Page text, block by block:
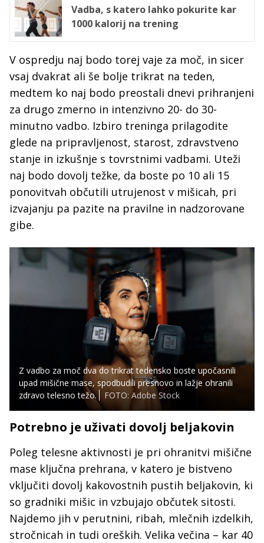
Vadba, s katero lahko pokurite kar
1000 kalorij na trening
V ospredju naj bodo torej vaje za moč, in sicer
vsaj dvakrat ali še bolje trikrat na teden,
medtem ko naj bodo preostali dnevi prihranjeni
za drugo zmerno in intenzivno 20- do 30-
minutno vadbo. Izbiro treninga prilagodite
glede na pripravljenost, starost, zdravstveno
stanje in izkušnje s tovrstnimi vadbami. Uteži
naj bodo dovolj težke, da boste po 10 ali 15
ponovitvah občutili utrujenost v mišicah, pri
izvajanju pa pazite na pravilne in nadzorovane
gibe.
Z vadbo za moč dva do trikrat tedensko boste upočasnili
upad mišične mase, spodbudili presnovo in lažje ohranili
zdravo telesno težo.
FOTO: Adobe Stock
Potrebno je uživati dovolj beljakovin
Poleg telesne aktivnosti je pri ohranitvi mišične
mase ključna prehrana, v katero je bistveno
vključiti dovolj kakovostnih pustih beljakovin, ki
so gradniki mišic in vzbujajo občutek sitosti.
Najdemo jih v perutnini, ribah, mlečnih izdelkih,
stročnicah in tudi oreških. Velika večina – kar 40